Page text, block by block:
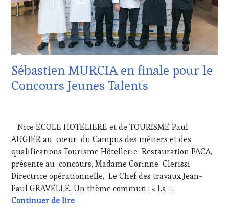
Sébastien MURCIA en finale pour le
Concours Jeunes Talents
2016
Nice ECOLE HOTELIERE et de TOURISME Paul
AUGIER au coeur du Campus des métiers et des
qualifications Tourisme Hôtellerie Restauration PACA,
présente au concours, Madame Corinne Clerissi
Directrice opérationnelle, Le Chef des travaux Jean-
Paul GRAVELLE. Un thème commun : « La …
Continuer de lireSébastien MURCIA en finale pour le